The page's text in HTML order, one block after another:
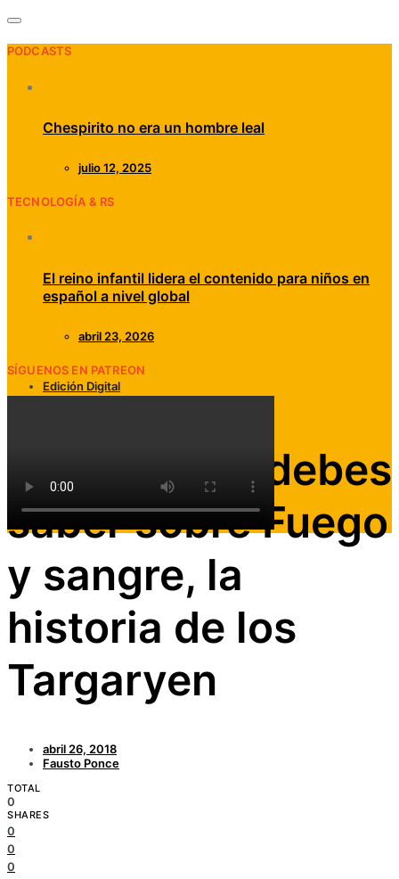
PODCASTS
Chespirito no era un hombre leal
julio 12, 2025
TECNOLOGÍA & RS
El reino infantil lidera el contenido para niños en
español a nivel global
abril 23, 2026
SÍGUENOS EN PATREON
Edición Digital
Libros
5 cosas que debes
saber sobre Fuego
y sangre, la
historia de los
Targaryen
abril 26, 2018
Fausto Ponce
TOTAL
0
SHARES
0
0
0